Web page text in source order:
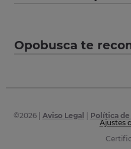
Opobusca te
©2026| Aviso Legal Política
Ajustes